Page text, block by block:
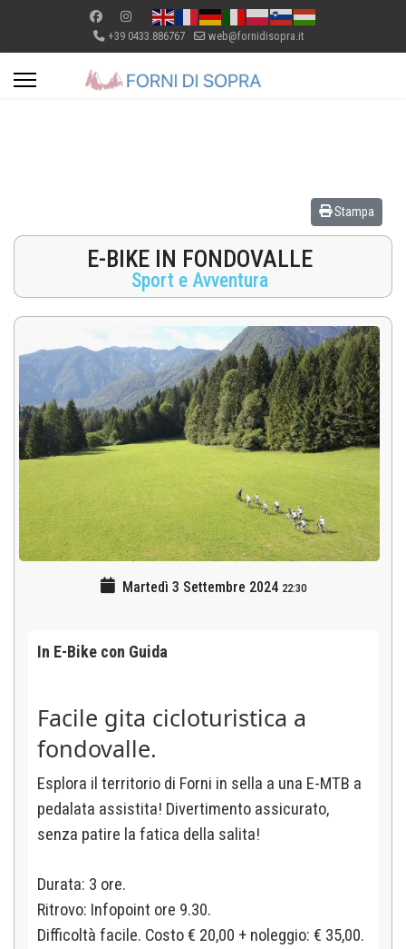
+39 0433.886767 web@fornidisopra.it
Stampa
E-BIKE IN FONDOVALLE
Sport e Avventura
Martedì 3 Settembre 2024 22:30
In E-Bike con Guida
Facile gita cicloturistica a
fondovalle.
Esplora il territorio di Forni in sella a una E-MTB a
pedalata assistita! Divertimento assicurato,
senza patire la fatica della salita!
Durata: 3 ore.
Ritrovo: Infopoint ore 9.30.
Difficoltà facile. Costo € 20,00 + noleggio: € 35,00.